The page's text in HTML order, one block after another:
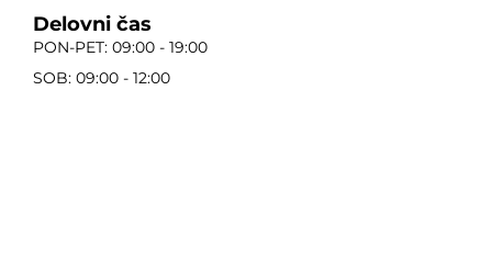
Delovni čas
PON-PET: 09:00 - 19:00
SOB: 09:00 - 12:00